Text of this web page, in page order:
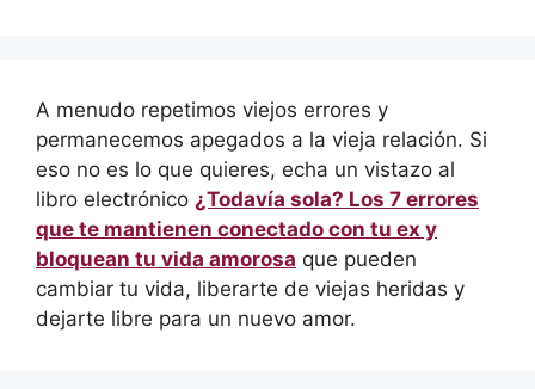
A menudo repetimos viejos errores y
permanecemos apegados a la vieja relación. Si
eso no es lo que quieres, echa un vistazo al
libro electrónico ¿Todavía sola? Los 7 errores
que te mantienen conectado con tu ex y
bloquean tu vida amorosa que pueden
cambiar tu vida, liberarte de viejas heridas y
dejarte libre para un nuevo amor.